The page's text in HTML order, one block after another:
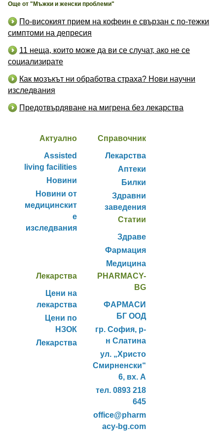
Още от "Мъжки и женски проблеми"
По-високият прием на кофеин е свързан с по-тежки
симптоми на депресия
11 неща, които може да ви се случат, ако не се
социализирате
Как мозъкът ни обработва страха? Нови научни
изследвания
Предотвърдяване на мигрена без лекарства
Актуално
Assisted
living facilities
Новини
Новини от
медицинскит
е
изследвания
Справочник
Лекарства
Аптеки
Билки
Здравни
заведения
Статии
Здраве
Фармация
Медицина
Лекарства
Цени на
лекарства
Цени по
НЗОК
Лекарства
PHARMACY-
BG
ФАРМАСИ
БГ ООД
гр. София, р-
н Слатина
ул. „Христо
Смирненски“
6, вх. А
тел. 0893 218
645
office@pharm
acy-bg.com